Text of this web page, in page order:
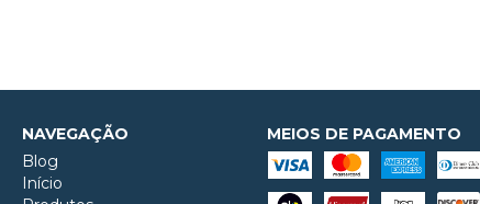
NAVEGAÇÃO
Blog
Início
MEIOS DE PAGAMENTO